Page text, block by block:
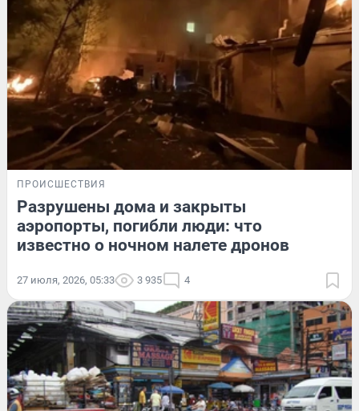
ПРОИСШЕСТВИЯ
Разрушены дома и закрыты
аэропорты, погибли люди: что
известно о ночном налете дронов
27 июля, 2026, 05:33 3 935 4